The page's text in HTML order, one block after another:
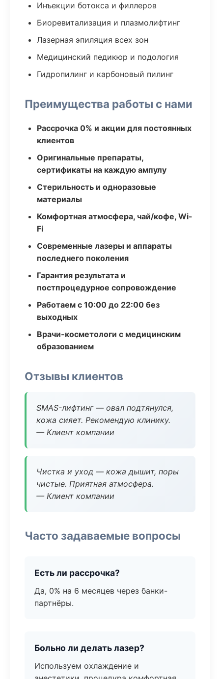
Инъекции ботокса и филлеров
Биоревитализация и плазмолифтинг
Лазерная эпиляция всех зон
Медицинский педикюр и подология
Гидропилинг и карбоновый пилинг
Преимущества работы с нами
Рассрочка 0% и акции для постоянных
клиентов
Оригинальные препараты,
сертификаты на каждую ампулу
Стерильность и одноразовые
материалы
Комфортная атмосфера, чай/кофе, Wi-
Fi
Современные лазеры и аппараты
последнего поколения
Гарантия результата и
постпроцедурное сопровождение
Работаем с 10:00 до 22:00 без
выходных
Врачи-косметологи с медицинским
образованием
Отзывы клиентов
SMAS-лифтинг — овал подтянулся,
кожа сияет. Рекомендую клинику.
— Клиент компании
Чистка и уход — кожа дышит, поры
чистые. Приятная атмосфера.
— Клиент компании
Часто задаваемые вопросы
Есть ли рассрочка?
Да, 0% на 6 месяцев через банки-
партнёры.
Больно ли делать лазер?
Используем охлаждение и